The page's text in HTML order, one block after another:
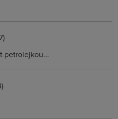
petrolejkou...